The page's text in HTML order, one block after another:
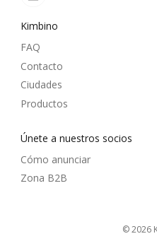
Kimbino
FAQ
Contacto
Ciudades
Productos
Únete a nuestros socios
Cómo anunciar
Zona B2B
© 2026